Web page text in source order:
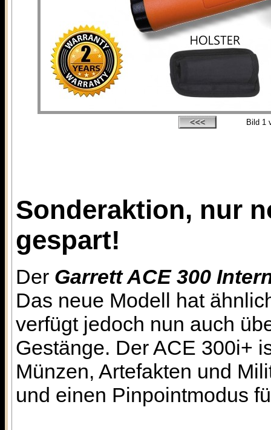
Bild 1
Sonderaktion, nur
gespart!
Der Garrett ACE 300
Das neue Modell hat
verfügt jedoch nun auch
Gestänge. Der ACE 300i+
Münzen, Artefakten und
und einen Pinpointmodus